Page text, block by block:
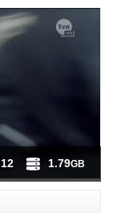
1.79GB